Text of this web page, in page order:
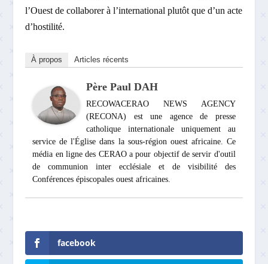
l’Ouest de collaborer à l’international plutôt que d’un acte
d’hostilité.
À propos Articles récents
Père Paul DAH
RECOWACERAO NEWS AGENCY
(RECONA) est une agence de presse
catholique internationale uniquement au
service de l'Église dans la sous-région ouest africaine. Ce
média en ligne des CERAO a pour objectif de servir d'outil
de communion inter ecclésiale et de visibilité des
Conférences épiscopales ouest africaines.
facebook